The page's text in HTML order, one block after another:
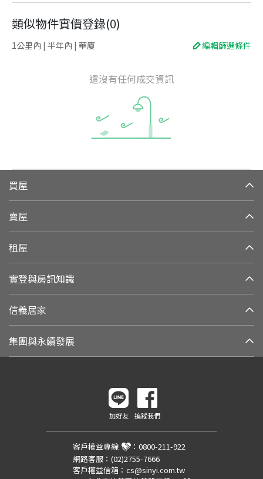
類似物件實價登錄(0)
1公里內 | 半年內 | 華廈 編輯篩選條件
還沒有任何成交資訊
買屋
賣屋
租屋
實登與房訊知識
信義居家
集團與永續發展
加好友 追蹤我們
客戶權益專線 ： 0800-211-922
網路客服： (02)2755-7666
客戶權益信箱： cs@sinyi.com.tw